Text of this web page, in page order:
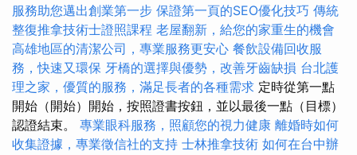
服務助您邁出創業第一步 保證第一頁的SEO優化技巧 傳統
整復推拿技術士證照課程 老屋翻新，給您的家重生的機會
高雄地區的清潔公司，專業服務更安心 餐飲設備回收服
務，快速又環保 牙橋的選擇與優勢，改善牙齒缺損 台北護
理之家，優質的服務，滿足長者的各種需求 定時從第一點
開始（開始）開始，按照證書按鈕，並以最後一點（目標）
認證結束。 專業眼科服務，照顧您的視力健康 離婚時如何
收集證據，專業徵信社的支持 士林推拿技術 如何在台中辦